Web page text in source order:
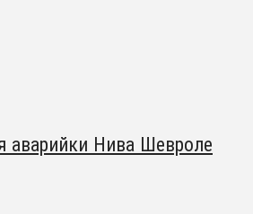
аварийки Нива Шевроле